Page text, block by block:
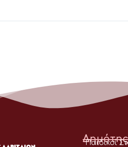
Παιδικοί